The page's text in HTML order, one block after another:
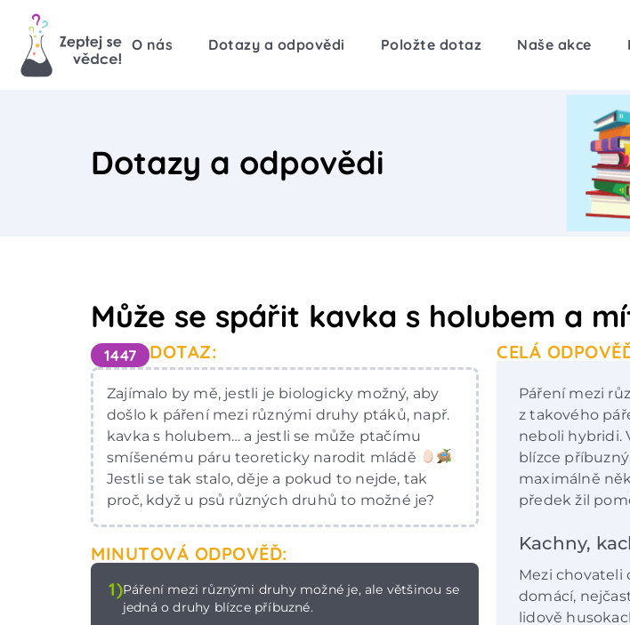
O nás Dotazy a odpovědi Položte dotaz Naše akce
Dotazy a odpovědi
Může se spářit kavka s holubem a
1447 DOTAZ:
Zajímalo by mě, jestli je biologicky možný, aby
došlo k páření mezi různými druhy ptáků, např.
kavka s holubem… a jestli se může ptačímu
smíšenému páru teoreticky narodit mládě
Jestli se tak stalo, děje a pokud to nejde, tak
proč, když u psů různých druhů to možné je?
MINUTOVÁ ODPOVĚĎ:
1)Páření mezi různými druhy možné je, ale většinou se
jedná o druhy blízce příbuzné.
CELÁ
Páření mezi
z takového
neboli hybridi.
blízce
maximálně
předek žil
Kachny,
Mezi chovateli
domácí,
lidově